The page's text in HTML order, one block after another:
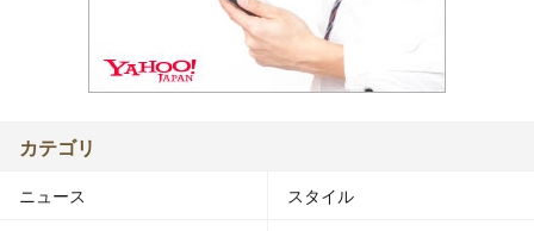
カテゴリ
ニュース スタイル